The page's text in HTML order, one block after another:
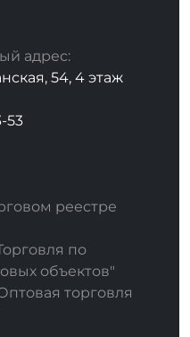
адрес:
54, 4 этаж
53
реестре
по
объектов"
торговля